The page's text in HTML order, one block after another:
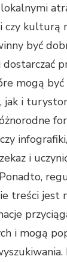
czy kulturą
być
mogą
jak i
i
treści jest
i mogą